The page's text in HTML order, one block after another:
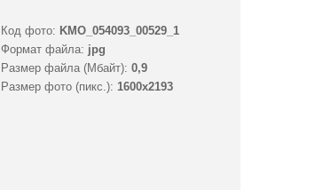
Код фото: KMO_054093_00529_1
Формат файла: jpg
Размер файла (Мбайт): 0,9
Размер фото (пикс.): 1600x2193